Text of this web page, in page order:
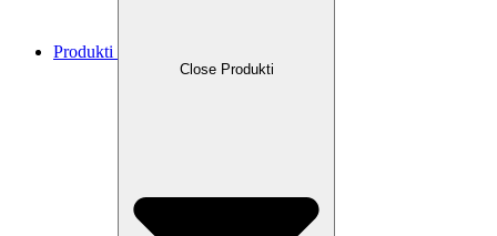
Produkti
Close Produkti